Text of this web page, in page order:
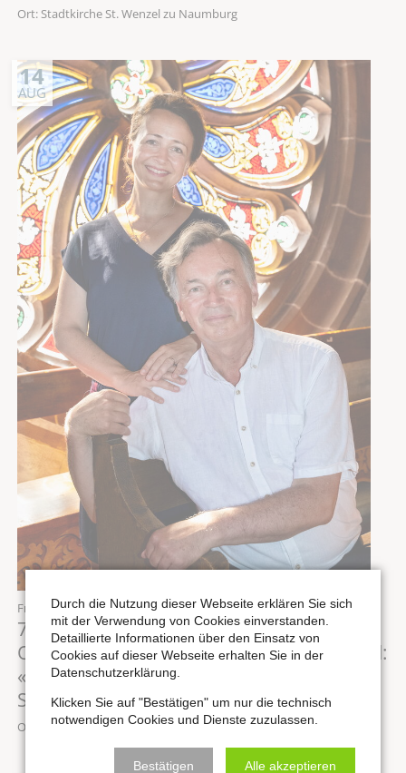
Ort: Stadtkirche St. Wenzel zu Naumburg
14
AUG
Freitag,14.08.2026 , 19:30 Uhr
7. Konzert des Internationalen
Orgelsommers: Musik für Sopran & Orgel:
«MAGNIFICAT - eine Hand voll
Sternenstaub»
Ort: Stadtkirche St. Wenzel zu Naumburg
Durch die Nutzung dieser Webseite erklären Sie sich
mit der Verwendung von Cookies einverstanden.
Detaillierte Informationen über den Einsatz von
Cookies auf dieser Webseite erhalten Sie in der
Datenschutzerklärung.
Klicken Sie auf "Bestätigen" um nur die technisch
notwendigen Cookies und Dienste zuzulassen.
Bestätigen Alle akzeptieren